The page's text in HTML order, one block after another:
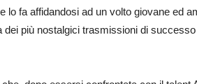
lo fa affidandosi ad un volto giovane ed
più nostalgici trasmissioni di successo